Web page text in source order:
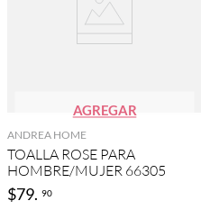
AGREGAR
ANDREA HOME
TOALLA ROSE PARA
HOMBRE/MUJER 66305
$79. 90